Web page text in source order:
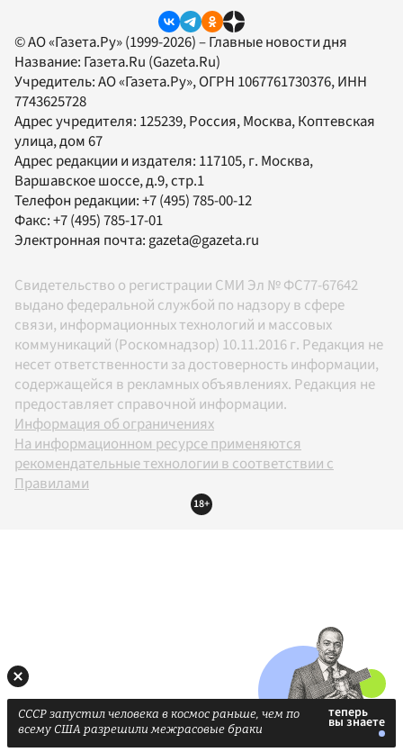
© АО «Газета.Ру» (1999-2026) – Главные новости дня
Название: Газета.Ru (Gazeta.Ru)
Учредитель:АО «Газета.Ру», ОГРН 1067761730376, ИНН
7743625728
Адрес учредителя: 125239, Россия, Москва, Коптевская
улица, дом 67
Адрес редакции и издателя: 117105, г. Москва,
Варшавское шоссе, д.9, стр.1
Телефон редакции:+7 (495) 785-00-12
Факс:+7 (495) 785-17-01
Электронная почта: gazeta@gazeta.ru
Свидетельство о регистрации СМИ Эл № ФС77-67642
выдано федеральной службой по надзору в сфере
связи, информационных технологий и массовых
коммуникаций (Роскомнадзор) 10.11.2016 г. Редакция не
несет ответственности за достоверность информации,
содержащейся в рекламных объявлениях. Редакция не
предоставляет справочной информации.
Информация об ограничениях
На информационном ресурсе применяются
рекомендательные технологии в соответствии с
Правилами
18+
СССР запустил человека в космос раньше, чем по
всему США разрешили межрасовые браки